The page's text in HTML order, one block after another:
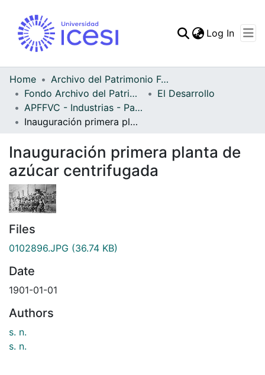
Statistics
Log In
Home
Archivo del Patrimonio Fotográfico y Fílmico del Valle del Cauca
Fondo Archivo del Patrimonio Fotográfico y Fílmico del Valle del Cauca
El Desarrollo
APFFVC - Industrias - Patrimonial
Inauguración primera planta de azúcar centrifugada
Inauguración primera planta de
azúcar centrifugada
Files
0102896.JPG (36.74 KB)
Date
1901-01-01
Authors
s. n.
s. n.